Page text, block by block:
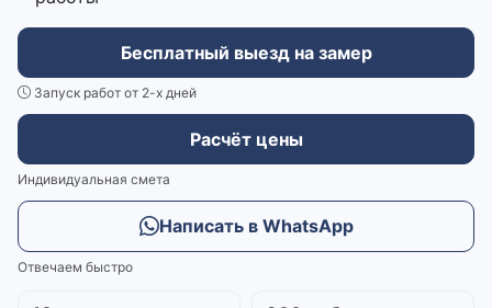
Бесплатный выезд на замер
Запуск работ от 2-х дней
Расчёт цены
Индивидуальная смета
Написать в WhatsApp
Отвечаем быстро